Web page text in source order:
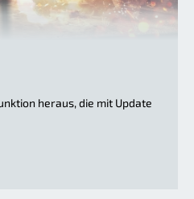
heraus, die mit Update